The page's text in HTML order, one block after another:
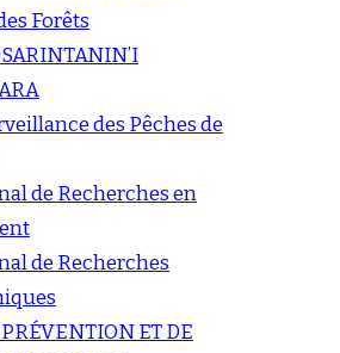
Forêts
des Pêches de
de Recherches en
de Recherches
ET DE